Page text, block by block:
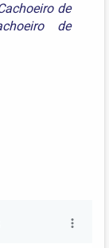
de
de